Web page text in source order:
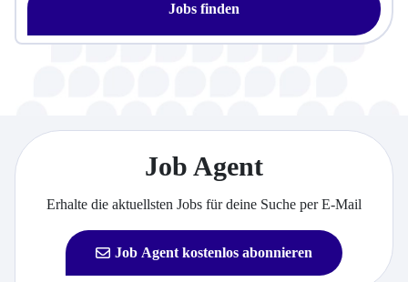
Jobs finden
Job Agent
Erhalte die aktuellsten Jobs für deine Suche per E-Mail
Job Agent kostenlos abonnieren